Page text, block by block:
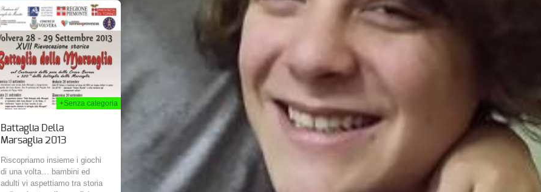
+Senza categoria
Battaglia Della
Marsaglia 2013
Riscopriamo insieme i giochi
di una volta… bambini ed
adulti vi aspettiamo tra storia